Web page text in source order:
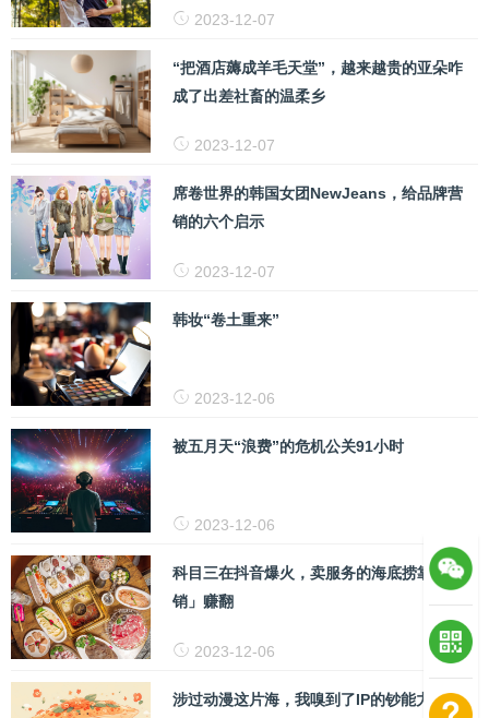
2023-12-07
“把酒店薅成羊毛天堂”，越来越贵的亚朵咋
成了出差社畜的温柔乡
2023-12-07
席卷世界的韩国女团NewJeans，给品牌营
销的六个启示
2023-12-07
韩妆“卷土重来”
2023-12-06
被五月天“浪费”的危机公关91小时
2023-12-06
科目三在抖音爆火，卖服务的海底捞靠「营
销」赚翻
2023-12-06
涉过动漫这片海，我嗅到了IP的钞能力